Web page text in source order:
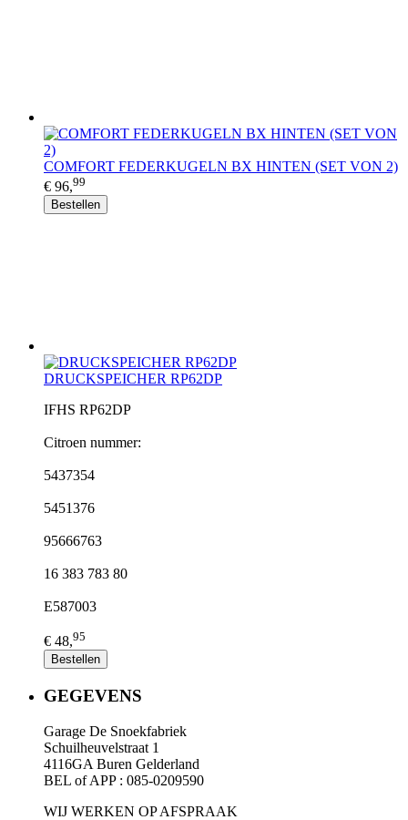
COMFORT FEDERKUGELN BX HINTEN (SET VON 2)
€ 96,99
Bestellen
DRUCKSPEICHER RP62DP
IFHS RP62DP
Citroen nummer:
5437354
5451376
95666763
16 383 783 80
E587003
€ 48,95
Bestellen
GEGEVENS
Garage De Snoekfabriek
Schuilheuvelstraat 1
4116GA Buren Gelderland
BEL of APP : 085-0209590
WIJ WERKEN OP AFSPRAAK